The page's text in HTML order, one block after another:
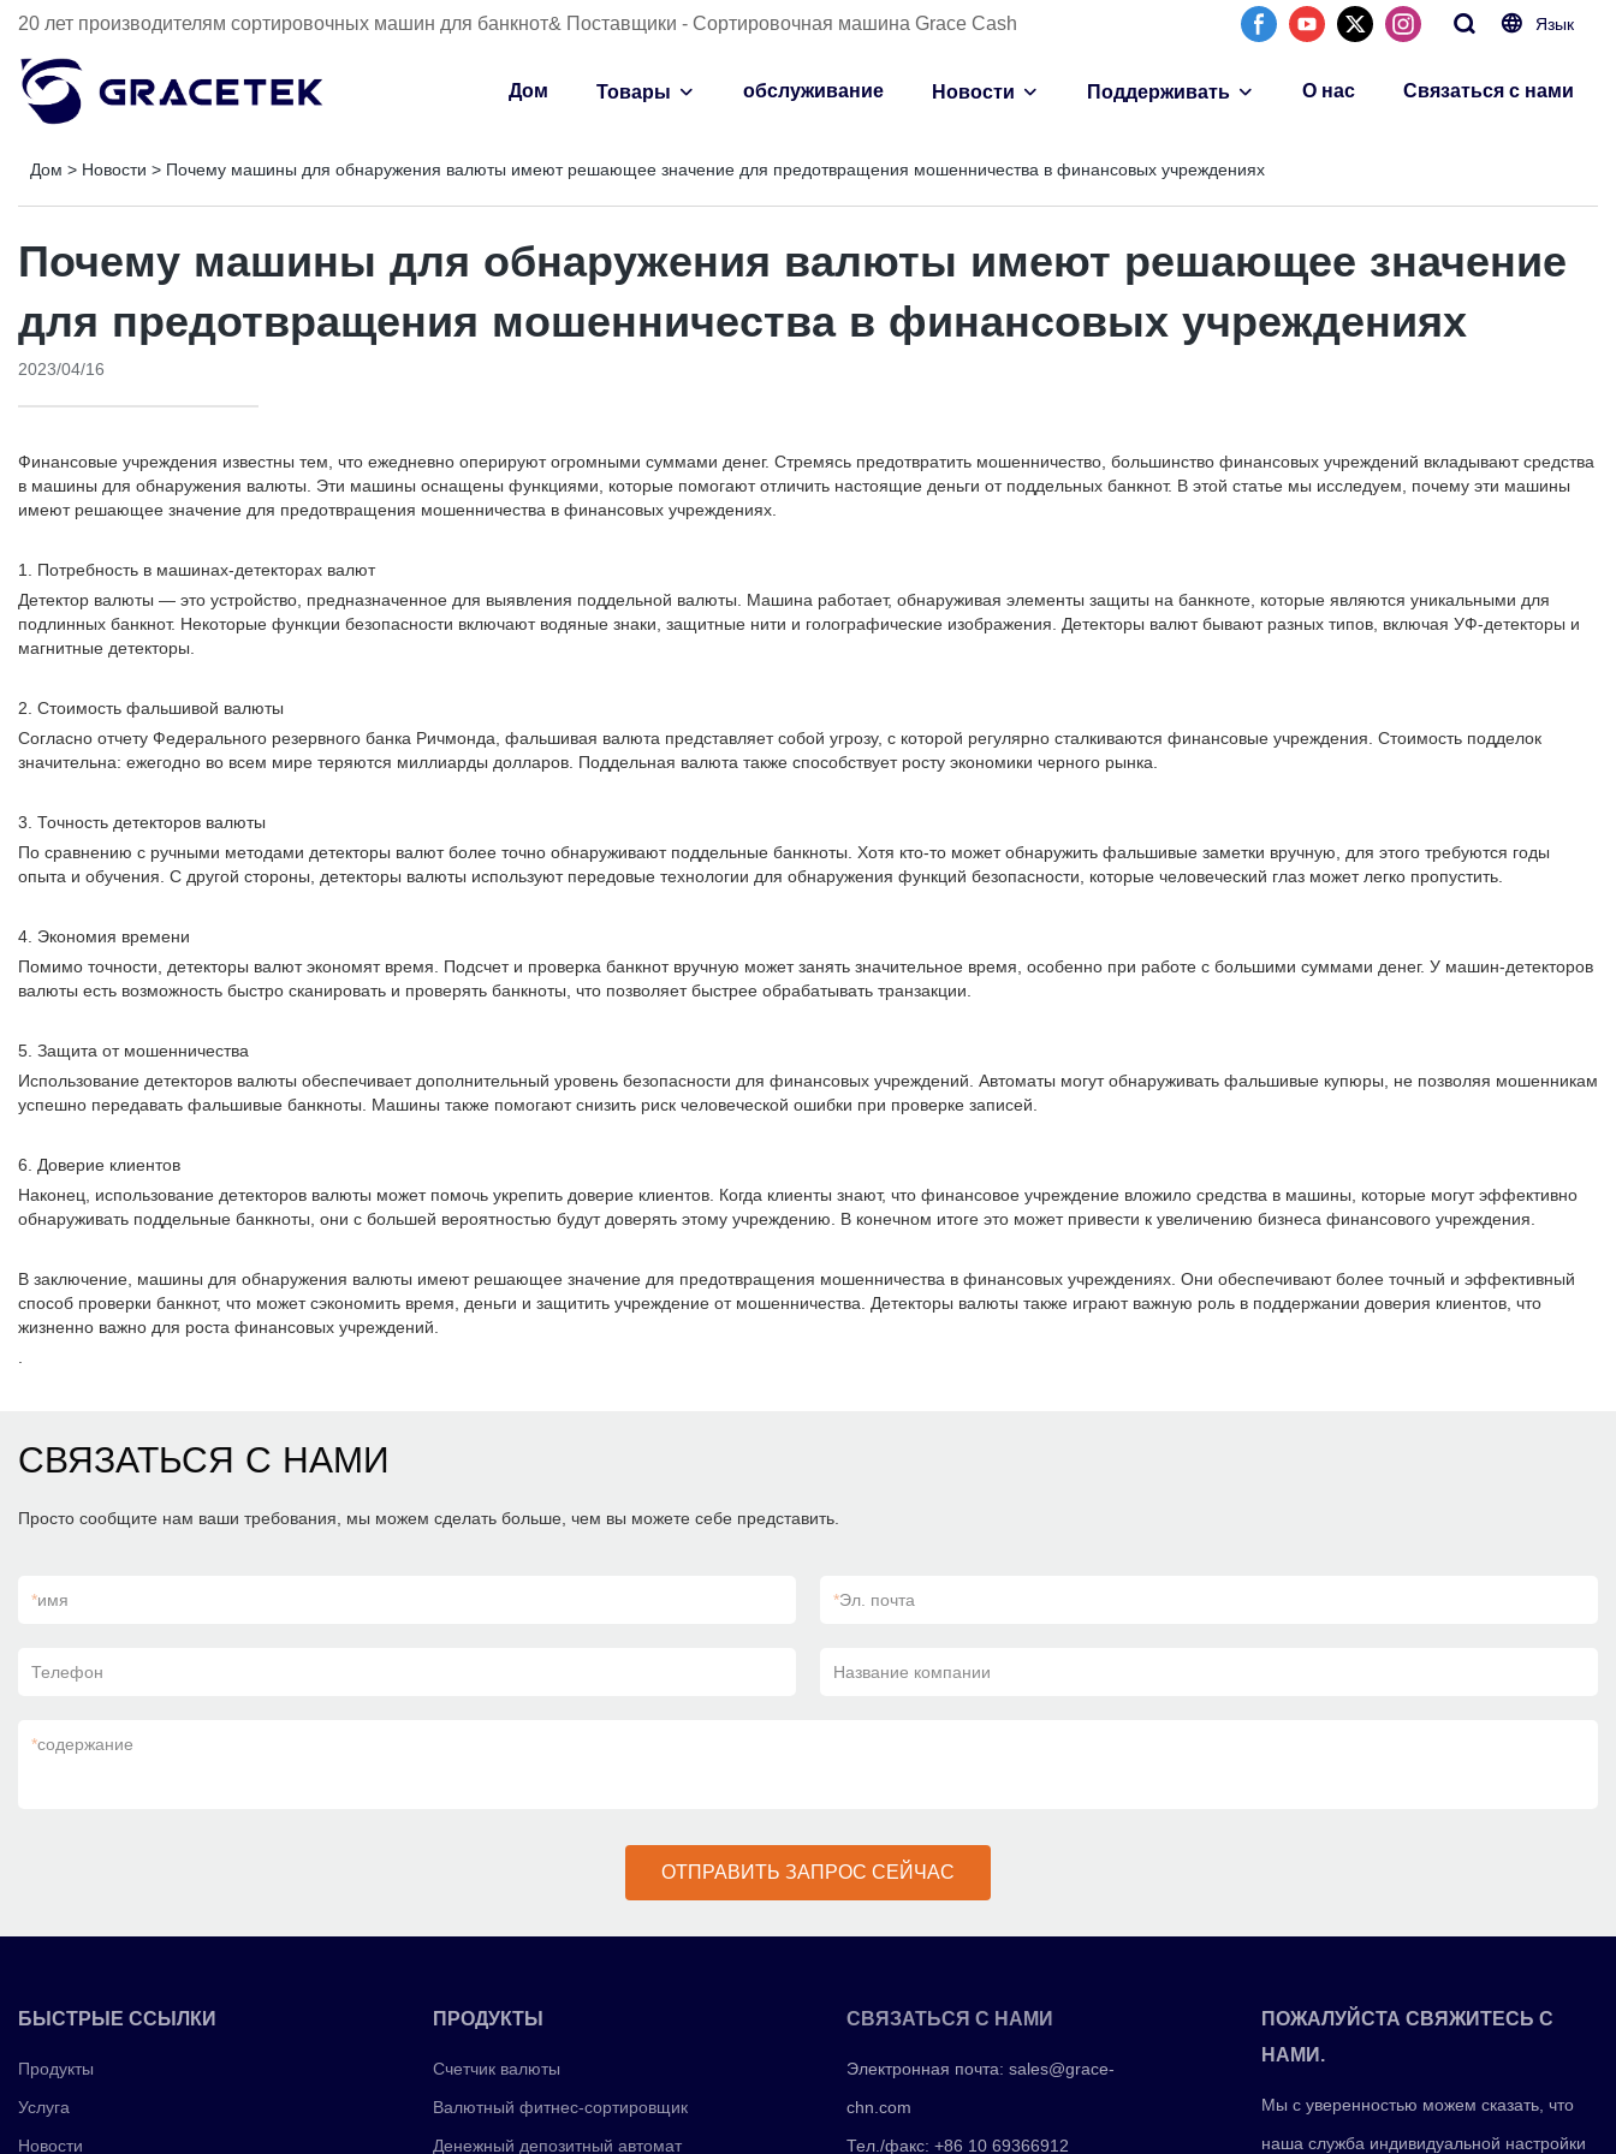
20 лет производителям сортировочных машин для банкнот& Поставщики - Сортировочная машина Grace Cash Язык
Дом Товары обслуживание Новости Поддерживать О нас Связаться с нами
Дом > Новости > Почему машины для обнаружения валюты имеют решающее значение для предотвращения мошенничества в финансовых учреждениях
Почему машины для обнаружения валюты имеют решающее значение
для предотвращения мошенничества в финансовых учреждениях
2023/04/16
Финансовые учреждения известны тем, что ежедневно оперируют огромными суммами денег. Стремясь предотвратить мошенничество, большинство финансовых учреждений вкладывают средства
в машины для обнаружения валюты. Эти машины оснащены функциями, которые помогают отличить настоящие деньги от поддельных банкнот. В этой статье мы исследуем, почему эти машины
имеют решающее значение для предотвращения мошенничества в финансовых учреждениях.
1. Потребность в машинах-детекторах валют
Детектор валюты — это устройство, предназначенное для выявления поддельной валюты. Машина работает, обнаруживая элементы защиты на банкноте, которые являются уникальными для
подлинных банкнот. Некоторые функции безопасности включают водяные знаки, защитные нити и голографические изображения. Детекторы валют бывают разных типов, включая УФ-детекторы и
магнитные детекторы.
2. Стоимость фальшивой валюты
Согласно отчету Федерального резервного банка Ричмонда, фальшивая валюта представляет собой угрозу, с которой регулярно сталкиваются финансовые учреждения. Стоимость подделок
значительна: ежегодно во всем мире теряются миллиарды долларов. Поддельная валюта также способствует росту экономики черного рынка.
3. Точность детекторов валюты
По сравнению с ручными методами детекторы валют более точно обнаруживают поддельные банкноты. Хотя кто-то может обнаружить фальшивые заметки вручную, для этого требуются годы
опыта и обучения. С другой стороны, детекторы валюты используют передовые технологии для обнаружения функций безопасности, которые человеческий глаз может легко пропустить.
4. Экономия времени
Помимо точности, детекторы валют экономят время. Подсчет и проверка банкнот вручную может занять значительное время, особенно при работе с большими суммами денег. У машин-детекторов
валюты есть возможность быстро сканировать и проверять банкноты, что позволяет быстрее обрабатывать транзакции.
5. Защита от мошенничества
Использование детекторов валюты обеспечивает дополнительный уровень безопасности для финансовых учреждений. Автоматы могут обнаруживать фальшивые купюры, не позволяя мошенникам
успешно передавать фальшивые банкноты. Машины также помогают снизить риск человеческой ошибки при проверке записей.
6. Доверие клиентов
Наконец, использование детекторов валюты может помочь укрепить доверие клиентов. Когда клиенты знают, что финансовое учреждение вложило средства в машины, которые могут эффективно
обнаруживать поддельные банкноты, они с большей вероятностью будут доверять этому учреждению. В конечном итоге это может привести к увеличению бизнеса финансового учреждения.
В заключение, машины для обнаружения валюты имеют решающее значение для предотвращения мошенничества в финансовых учреждениях. Они обеспечивают более точный и эффективный
способ проверки банкнот, что может сэкономить время, деньги и защитить учреждение от мошенничества. Детекторы валюты также играют важную роль в поддержании доверия клиентов, что
жизненно важно для роста финансовых учреждений.
СВЯЗАТЬСЯ С НАМИ
Просто сообщите нам ваши требования, мы можем сделать больше, чем вы можете себе представить.
*имя *Эл. почта
Телефон Название компании
*содержание
ОТПРАВИТЬ ЗАПРОС СЕЙЧАС
БЫСТРЫЕ ССЫЛКИ
Продукты
Услуга
Новости
ПРОДУКТЫ
Счетчик валюты
Валютный фитнес-сортировщик
Денежный депозитный автомат
СВЯЗАТЬСЯ С НАМИ
Электронная почта:sales@grace-
chn.com
Тел./факс: +86 10 69366912
ПОЖАЛУЙСТА СВЯЖИТЕСЬ С
НАМИ.
Мы с уверенностью можем сказать, что
наша служба индивидуальной настройки